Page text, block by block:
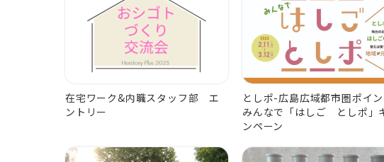
在宅ワーク&内職スタッフ部 エ
ントリー
としポ-広島広域都市圏ポイ
みんなで「はしご としポ」
ンペーン